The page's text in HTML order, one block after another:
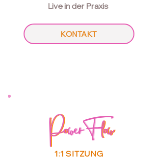
Livein der Praxis
KONTAKT
PowerFlow
1:1 SITZUNG
PowerFlow